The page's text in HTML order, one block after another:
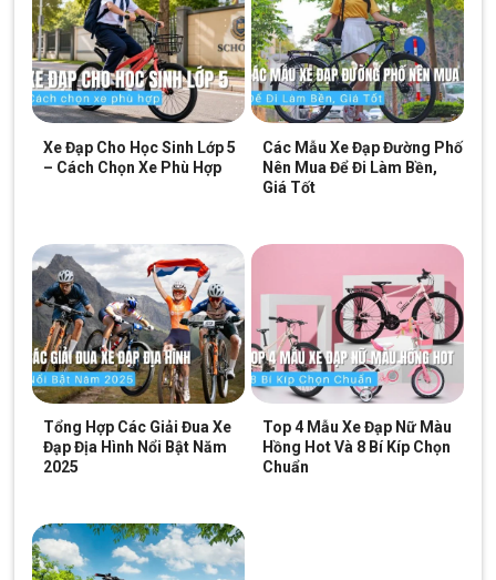
Xe Đạp Cho Học Sinh Lớp 5
– Cách Chọn Xe Phù Hợp
Các Mẫu Xe Đạp Đường Phố
Nên Mua Để Đi Làm Bền,
Giá Tốt
Tổng Hợp Các Giải Đua Xe
Đạp Địa Hình Nổi Bật Năm
2025
Top 4 Mẫu Xe Đạp Nữ Màu
Hồng Hot Và 8 Bí Kíp Chọn
Chuẩn